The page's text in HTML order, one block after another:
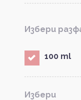
Избери
100 ml
Избери